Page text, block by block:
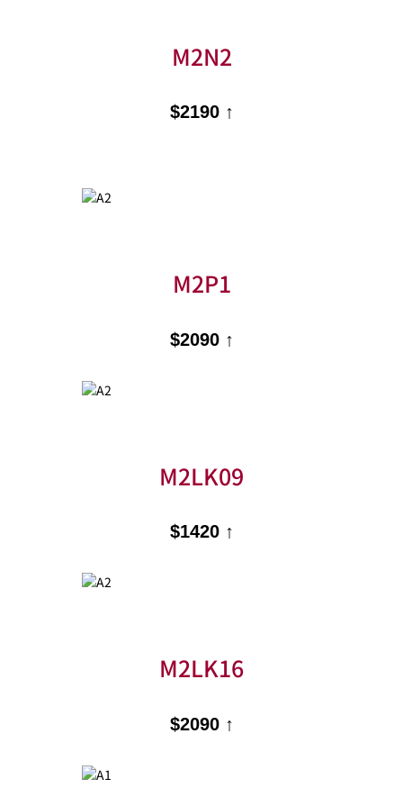
M2N2
$2190 ↑
M2P1
$2090 ↑
M2LK09
$1420 ↑
M2LK16
$2090 ↑